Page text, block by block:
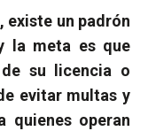
existe un padrón
la meta es que
su licencia o
evitar multas y
quienes operan